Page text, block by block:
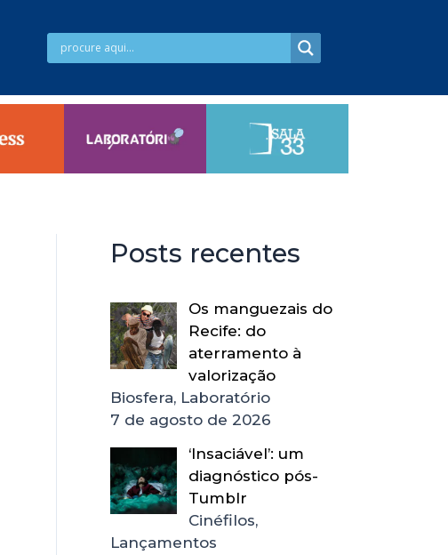
Posts recentes
Os manguezais do
Recife: do
aterramento à
valorização
Biosfera, Laboratório
7 de agosto de 2026
‘Insaciável’: um
diagnóstico pós-
Tumblr
Cinéfilos,
Lançamentos